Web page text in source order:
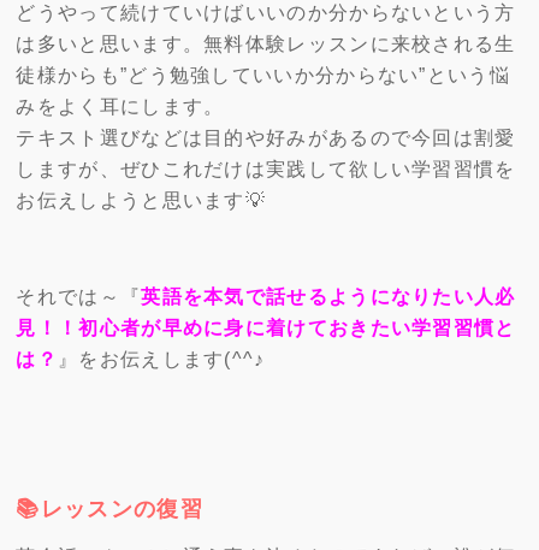
どうやって続けていけばいいのか分からないという方
は多いと思います。無料体験レッスンに来校される生
徒様からも”どう勉強していいか分からない”という悩
みをよく耳にします。
テキスト選びなどは目的や好みがあるので今回は割愛
しますが、ぜひこれだけは実践して欲しい学習習慣を
お伝えしようと思います💡
それでは～『英語を本気で話せるようになりたい人必
見！！初心者が早めに身に着けておきたい学習習慣と
は？ 』をお伝えします(^^♪
📚レッスンの復習